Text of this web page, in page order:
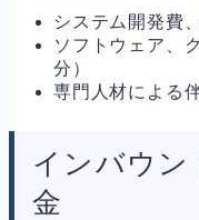
システム開発費
ソフトウェア、
分）
専門人材による
インバウン
金